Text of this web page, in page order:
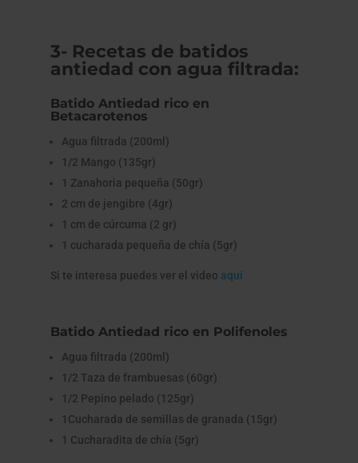
3- Recetas de batidos
antiedad con agua filtrada:
Batido Antiedad rico en
Betacarotenos
Agua filtrada (200ml)
1/2 Mango (135gr)
1 Zanahoria pequeña (50gr)
2 cm de jengibre (4gr)
1 cm de cúrcuma (2 gr)
1 cucharada pequeña de chía (5gr)
Si te interesa puedes ver el video aquí
Batido Antiedad rico en Polifenoles
Agua filtrada (200ml)
1/2 Taza de frambuesas (60gr)
1/2 Pepino pelado (125gr)
1Cucharada de semillas de granada (15gr)
1 Cucharadita de chía (5gr)